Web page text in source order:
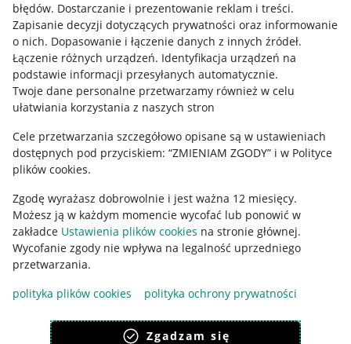
błędów. Dostarczanie i prezentowanie reklam i treści.
Zapisanie decyzji dotyczących prywatności oraz informowanie
o nich. Dopasowanie i łączenie danych z innych źródeł.
Łączenie różnych urządzeń. Identyfikacja urządzeń na
podstawie informacji przesyłanych automatycznie.
Twoje dane personalne przetwarzamy również w celu
ułatwiania korzystania z naszych stron
Cele przetwarzania szczegółowo opisane są w ustawieniach
dostępnych pod przyciskiem: “ZMIENIAM ZGODY” i w Polityce
plików cookies.
Zgodę wyrażasz dobrowolnie i jest ważna 12 miesięcy.
Możesz ją w każdym momencie wycofać lub ponowić w
zakładce Ustawienia plików cookies na stronie głównej.
Wycofanie zgody nie wpływa na legalność uprzedniego
przetwarzania.
polityka plików cookies
polityka ochrony prywatności
Zgadzam się
Informacje prawne
Regulamin
Polityka plików "cookies"
Ustawienia plików "cookies"
Udostępnianie lokalizacji
Informacje dla Aktu o Usługach Cyfrowych
Pobierz aplikację